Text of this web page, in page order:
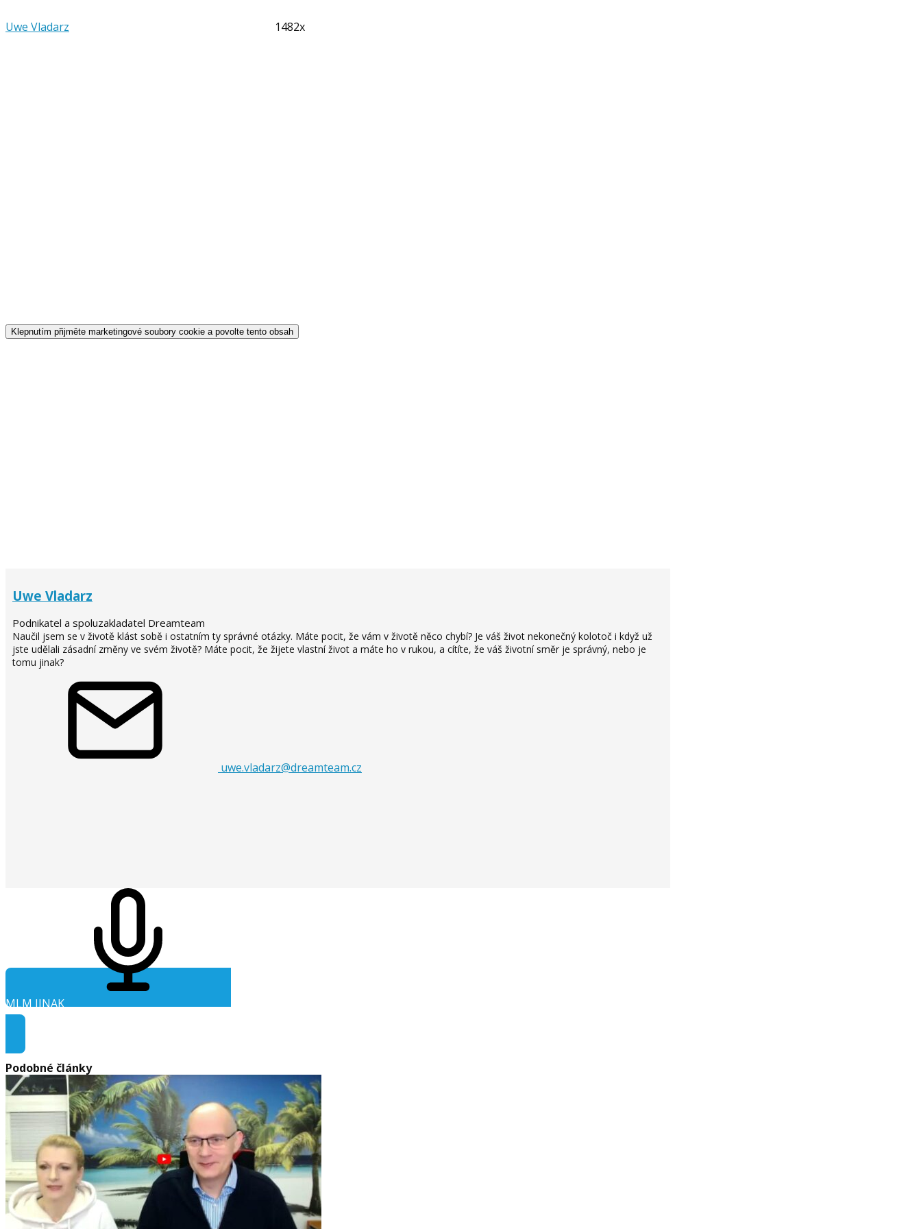
Uwe Vladarz 1482x
Klepnutím přijměte marketingové soubory cookie a povolte tento obsah
Uwe Vladarz
Podnikatel a spoluzakladatel Dreamteam
Naučil jsem se v životě klást sobě i ostatním ty správné otázky. Máte pocit, že vám v životě něco chybí? Je váš život nekonečný kolotoč i když už
jste udělali zásadní změny ve svém životě? Máte pocit, že žijete vlastní život a máte ho v rukou, a cítíte, že váš životní směr je správný, nebo je
tomu jinak?
uwe.vladarz@dreamteam.cz
MLM JINAK
Audio ke stažení
Podobné články